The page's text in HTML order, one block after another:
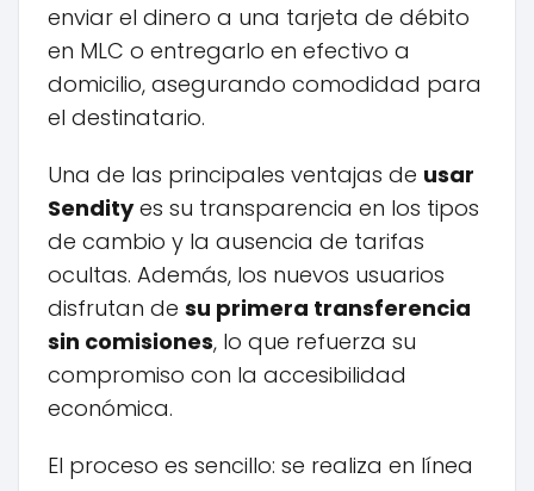
enviar el dinero a una tarjeta de débito
en MLC o entregarlo en efectivo a
domicilio, asegurando comodidad para
el destinatario.
Una de las principales ventajas de usar
Sendityes su transparencia en los tipos
de cambio y la ausencia de tarifas
ocultas. Además, los nuevos usuarios
disfrutan de su primera transferencia
sin comisiones, lo que refuerza su
compromiso con la accesibilidad
económica.
El proceso es sencillo: se realiza en línea